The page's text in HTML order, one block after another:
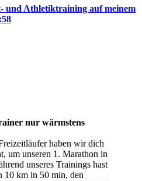
und Athletiktraining auf meinem
nur wärmstens
haben wir dich
um unseren 1. Marathon in
unseres Trainings hast
10 km in 50 min, den